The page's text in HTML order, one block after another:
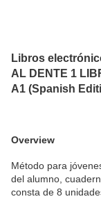
Libros
AL DENTE 1
A1 (Spanish
Overview
Método para
del alumno,
consta de 8